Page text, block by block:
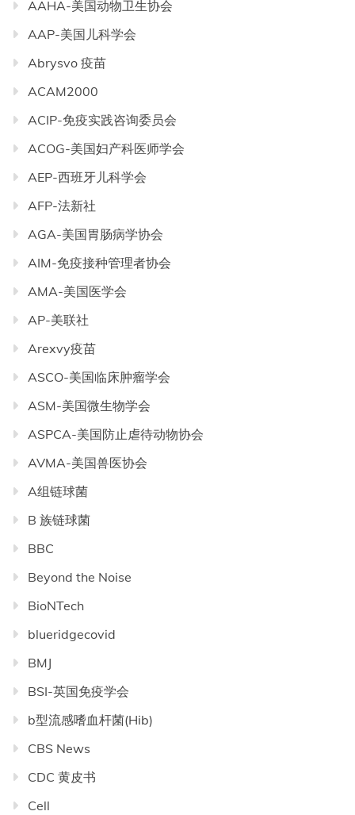
AAHA-美国动物卫生协会
AAP-美国儿科学会
Abrysvo 疫苗
ACAM2000
ACIP-免疫实践咨询委员会
ACOG-美国妇产科医师学会
AEP-西班牙儿科学会
AFP-法新社
AGA-美国胃肠病学协会
AIM-免疫接种管理者协会
AMA-美国医学会
AP-美联社
Arexvy疫苗
ASCO-美国临床肿瘤学会
ASM-美国微生物学会
ASPCA-美国防止虐待动物协会
AVMA-美国兽医协会
A组链球菌
B 族链球菌
BBC
Beyond the Noise
BioNTech
blueridgecovid
BMJ
BSI-英国免疫学会
b型流感嗜血杆菌(Hib)
CBS News
CDC 黄皮书
Cell